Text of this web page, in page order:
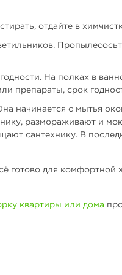
отдайте в
На полках в
препараты, срок
начинается с мытья
размораживают и
сантехнику. В
готово для комфортной
квартиры или дома